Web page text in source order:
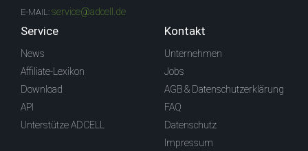
E-MAIL: service@adcell.de
Service
News
Affiliate-Lexikon
Download
API
Unterstütze ADCELL
Kontakt
Unternehmen
Jobs
AGB & Datenschutzerklärung
FAQ
Datenschutz
Impressum